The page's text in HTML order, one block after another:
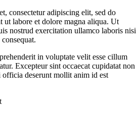
consectetur adipiscing elit, sed do
ut labore et dolore magna aliqua. Ut
nostrud exercitation ullamco laboris nisi
in voluptate velit esse cillum
Excepteur sint occaecat cupidatat non
deserunt mollit anim id est